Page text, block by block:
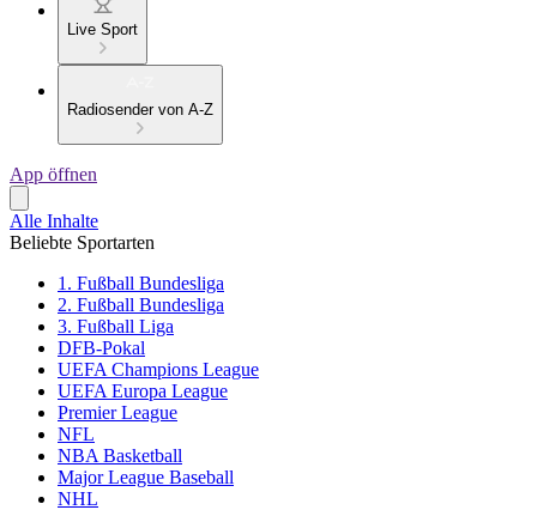
Live Sport
Radiosender von A-Z
App öffnen
Alle Inhalte
Beliebte Sportarten
1. Fußball Bundesliga
2. Fußball Bundesliga
3. Fußball Liga
DFB-Pokal
UEFA Champions League
UEFA Europa League
Premier League
NFL
NBA Basketball
Major League Baseball
NHL